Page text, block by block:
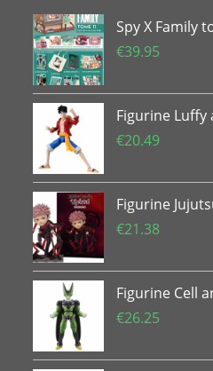
Spy X Family
€39.95
Figurine Luffy
€20.49
Figurine
€21.38
Figurine Cell
€26.25